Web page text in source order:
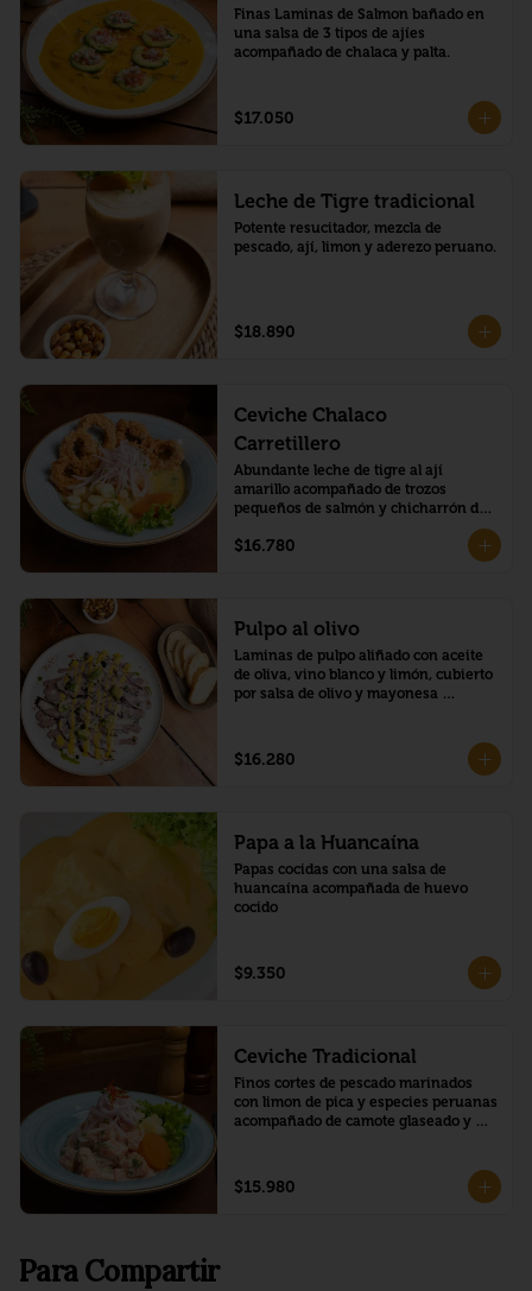
Finas Laminas de Salmon bañado en
una salsa de 3 tipos de ajíes
acompañado de chalaca y palta.
$17.050
Leche de Tigre tradicional
Potente resucitador, mezcla de
pescado, ají, limon y aderezo peruano.
$18.890
Ceviche Chalaco
Carretillero
Abundante leche de tigre al ají
amarillo acompañado de trozos
pequeños de salmón y chicharrón de
$16.780
Pulpo al olivo
Laminas de pulpo aliñado con aceite
de oliva, vino blanco y limón, cubierto
por salsa de olivo y mayonesa
$16.280
Papa a la Huancaína
Papas cocidas con una salsa de
huancaína acompañada de huevo
cocido
$9.350
Ceviche Tradicional
Finos cortes de pescado marinados
con limon de pica y especies peruanas
acompañado de camote glaseado y
$15.980
Para Compartir